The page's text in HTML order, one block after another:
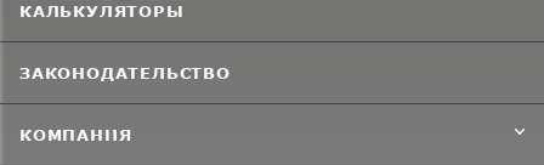
КАЛЬКУЛЯТОРЫ
ЗАКОНОДАТЕЛЬСТВО
КОМПАНИЯ